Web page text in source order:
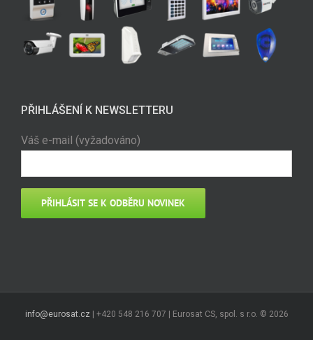
PŘIHLÁŠENÍ K NEWSLETTERU
Váš e-mail (vyžadováno)
info@eurosat.cz| +420 548 216 707 | Eurosat CS, spol. s r.o. © 2026